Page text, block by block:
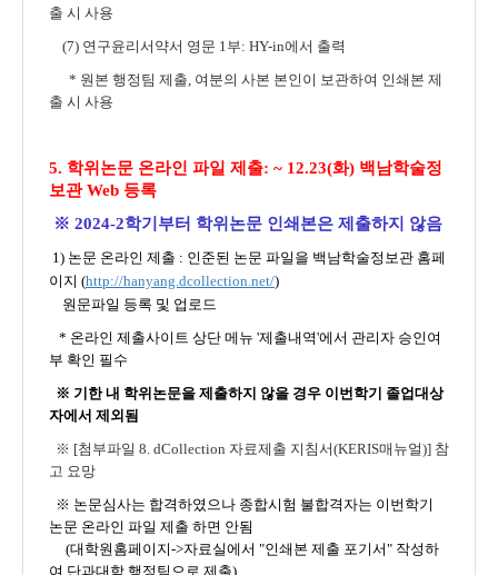
출 시 사용
(7) 연구윤리서약서 영문 1부: HY-in에서 출력
* 원본 행정팀 제출, 여분의 사본 본인이 보관하여 인쇄본 제
출 시 사용
5. 학위논문 온라인 파일 제출: ~ 12.23(화) 백남학술정
보관 Web 등록
※ 2024-2학기부터 학위논문 인쇄본은 제출하지 않음
1) 논문 온라인 제출 : 인준된 논문 파일을 백남학술정보관 홈페
이지 (http://hanyang.dcollection.net/)
원문파일 등록 및 업로드
* 온라인 제출사이트 상단 메뉴 '제출내역'에서 관리자 승인여
부 확인 필수
※ 기한 내 학위논문을 제출하지 않을 경우 이번학기 졸업대상
자에서 제외됨
※ [첨부파일 8. dCollection 자료제출 지침서(KERIS매뉴얼)] 참
고 요망
※ 논문심사는 합격하였으나 종합시험 불합격자는 이번학기
논문 온라인 파일 제출 하면 안됨
(대학원홈페이지->자료실에서 "인쇄본 제출 포기서" 작성하
여 단과대학 행정팀으로 제출)